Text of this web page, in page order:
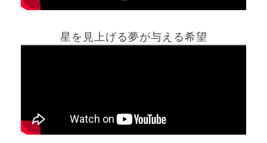
星を見上げる夢が与える希望
ホーム
最新記事動画